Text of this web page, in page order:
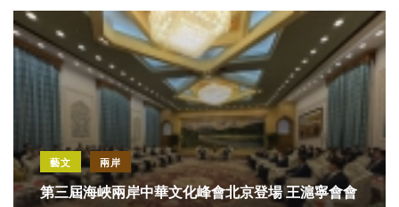
藝文 兩岸
第三屆海峽兩岸中華文化峰會北京登場 王滬寧會會